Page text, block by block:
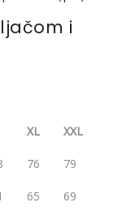
i
XL XXL
76 79
65 69